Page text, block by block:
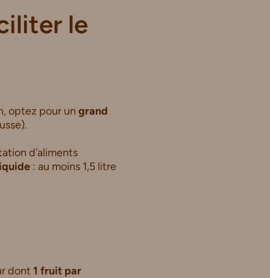
le
optez pour un grand
d’aliments
: au moins 1,5 litre
dont 1 fruit par